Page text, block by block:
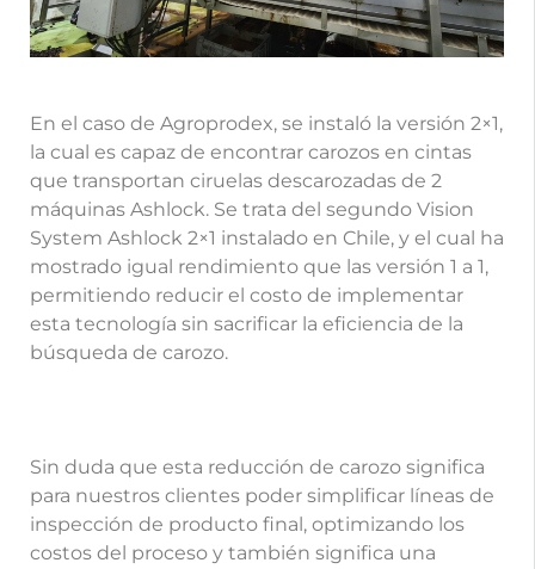
En el caso de Agroprodex, se instaló la versión 2×1,
la cual es capaz de encontrar carozos en cintas
que transportan ciruelas descarozadas de 2
máquinas Ashlock. Se trata del segundo Vision
System Ashlock 2×1 instalado en Chile, y el cual ha
mostrado igual rendimiento que las versión 1 a 1,
permitiendo reducir el costo de implementar
esta tecnología sin sacrificar la eficiencia de la
búsqueda de carozo.
Sin duda que esta reducción de carozo significa
para nuestros clientes poder simplificar líneas de
inspección de producto final, optimizando los
costos del proceso y también significa una